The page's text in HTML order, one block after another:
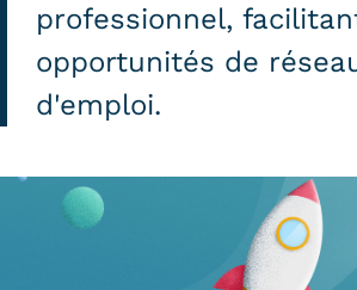
professionnel,
opportunités de
d'emploi.